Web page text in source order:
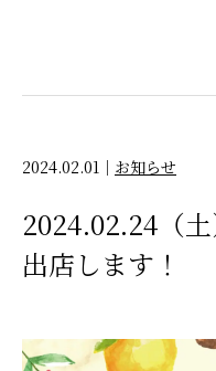
2024.02.01 ｜ お知らせ
2024.02.24（
出店します！